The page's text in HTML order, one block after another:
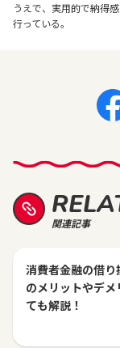
うえで、実用的で納得
行っている。
関連記事
消費者金融の借
のメリットやデ
ても解説！